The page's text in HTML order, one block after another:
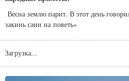
Весна землю парит. В этот день
закинь сани на поветь»
Загрузка...